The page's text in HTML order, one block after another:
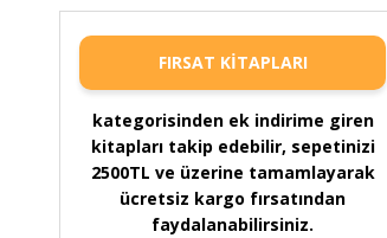
FIRSAT KİTAPLARI
kategorisinden ek indirime giren
kitapları takip edebilir, sepetinizi
2500TL ve üzerine tamamlayarak
ücretsiz kargo fırsatından
faydalanabilirsiniz.